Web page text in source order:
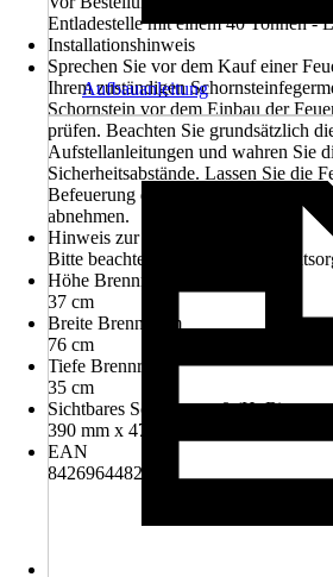
Entladestelle mit einem 40 Tonnen -
Installationshinweis
Sprechen Sie vor dem Kauf einer
Ihrem zuständigen
Schornstein vor dem Einbau der
prüfen. Beachten Sie grundsätzlich
Aufstellanleitungen und wahren Sie
Sicherheitsabstände. Lassen Sie die
Befeuerung durch den
abnehmen.
Hinweis zur Entsorgung
Bitte beachte die Hinweise zur
Höhe Brennraum
37 cm
Breite Brennraum
76 cm
Tiefe Brennraum
35 cm
Sichtbares Scheibenmaß (HxB)
390 mm x 470 mm
EAN
8426964482058
Aufbauanleitung